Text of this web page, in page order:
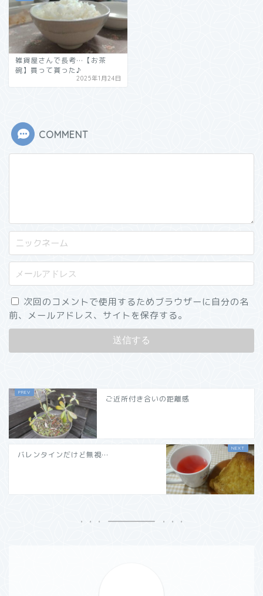
雑貨屋さんで長考…【お茶
碗】買って貰った♪
2025年1月24日
COMMENT
次回のコメントで使用するためブラウザーに自分の名
前、メールアドレス、サイトを保存する。
ご近所付き合いの距離感
バレンタインだけど無視…